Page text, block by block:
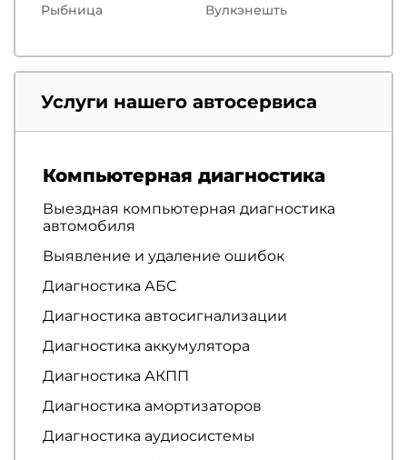
Рыбница
Вулкэнешть
Услуги нашего автосервиса
Компьютерная диагностика
Выездная компьютерная диагностика
автомобиля
Выявление и удаление ошибок
Диагностика АБС
Диагностика автосигнализации
Диагностика аккумулятора
Диагностика АКПП
Диагностика амортизаторов
Диагностика аудиосистемы